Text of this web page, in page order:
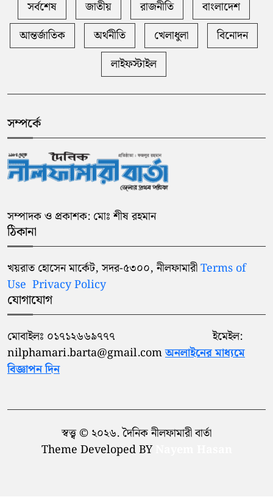
সর্বশেষ জাতীয় রাজনীতি
বাংলাদেশ
আন্তর্জাতিক
অর্থনীতি খেলাধুলা
বিনোদন
লাইফস্টাইল
সম্পর্কে
সম্পাদক ও প্রকাশক: মোঃ শীষ রহমান
ঠিকানা
খয়রাত হোসেন মার্কেট, সদর-৫৩০০, নীলফামারীTerms of
Use Privacy Policy
যোগাযোগ
মোবাইলঃ ০১৭১২৬৬৯৭৭৭ ইমেইল:
nilphamari.barta@gmail.comঅনলাইনের মাধ্যমে
বিজ্ঞাপন দিন
স্বত্ত্ব © ২০২৬. দৈনিক নীলফামারী বার্তা
Theme Developed BY